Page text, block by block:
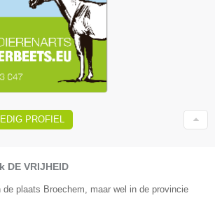
PROFIEL
DE VRIJHEID
de plaats Broechem, maar wel in de provincie